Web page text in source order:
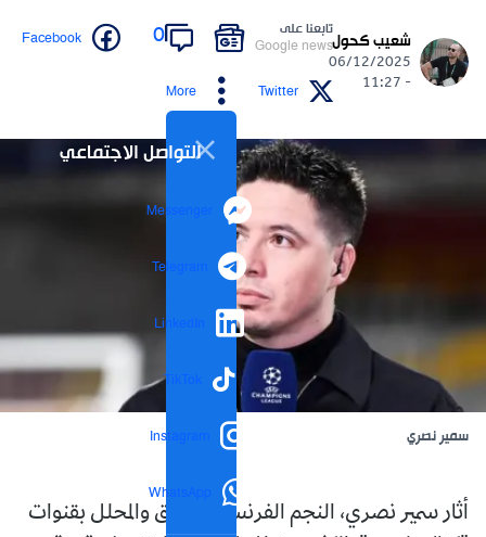
شعيب كحول
06/12/2025
- 11:27
تابعنا على
Google news
0
Facebook
Twitter
More
التواصل الاجتماعي
Messenger
Telegram
LinkedIn
TikTok
Instagram
WhatsApp
سمير نصري
أثار سمير نصري، النجم الفرنسي السابق والمحلل بقنوات